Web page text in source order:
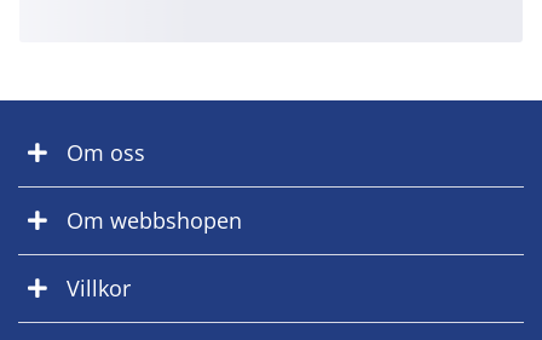
Om oss
Om webbshopen
Villkor